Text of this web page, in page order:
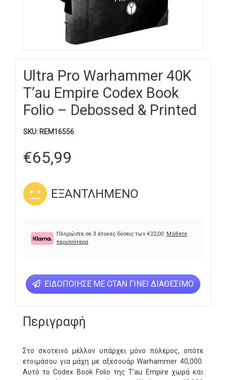
Ultra Pro Warhammer 40K
T’au Empire Codex Book
Folio – Debossed & Printed
SKU: REM16556
€65,99
ΕΞΑΝΤΛΗΜΈΝΟ
Πληρώστε σε 3 άτοκες δόσεις των €22,00. Μάθετε
περισσότερα
ΕΙΔΟΠΟΊΗΣΕ ΜΕ ΌΤΑΝ ΓΊΝΕΙ ΔΙΑΘΈΣΙΜΟ
Περιγραφή
Στο σκοτεινό μέλλον υπάρχει μόνο πόλεμος, οπότε
ετοιμάσου για μάχη με αξεσουάρ Warhammer 40,000.
Αυτό το Codex Book Folio της T’au Empire χωρά και